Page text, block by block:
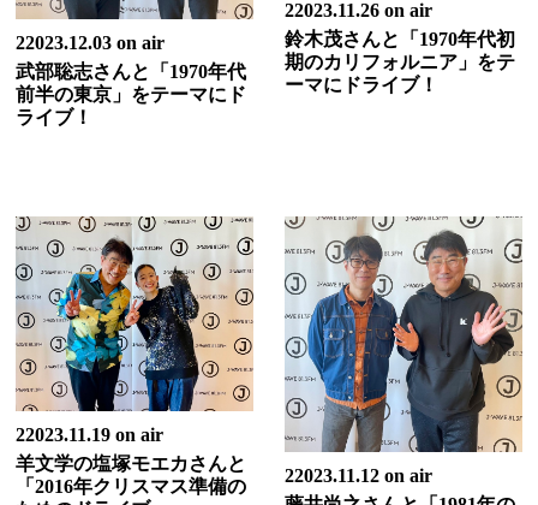
22023.12.03 on air
武部聡志さんと「1970年代
前半の東京」をテーマにド
ライブ！
22023.11.26 on air
鈴木茂さんと「1970年代初
期のカリフォルニア」をテ
ーマにドライブ！
22023.11.19 on air
羊文学の塩塚モエカさんと
「2016年クリスマス準備の
22023.11.12 on air